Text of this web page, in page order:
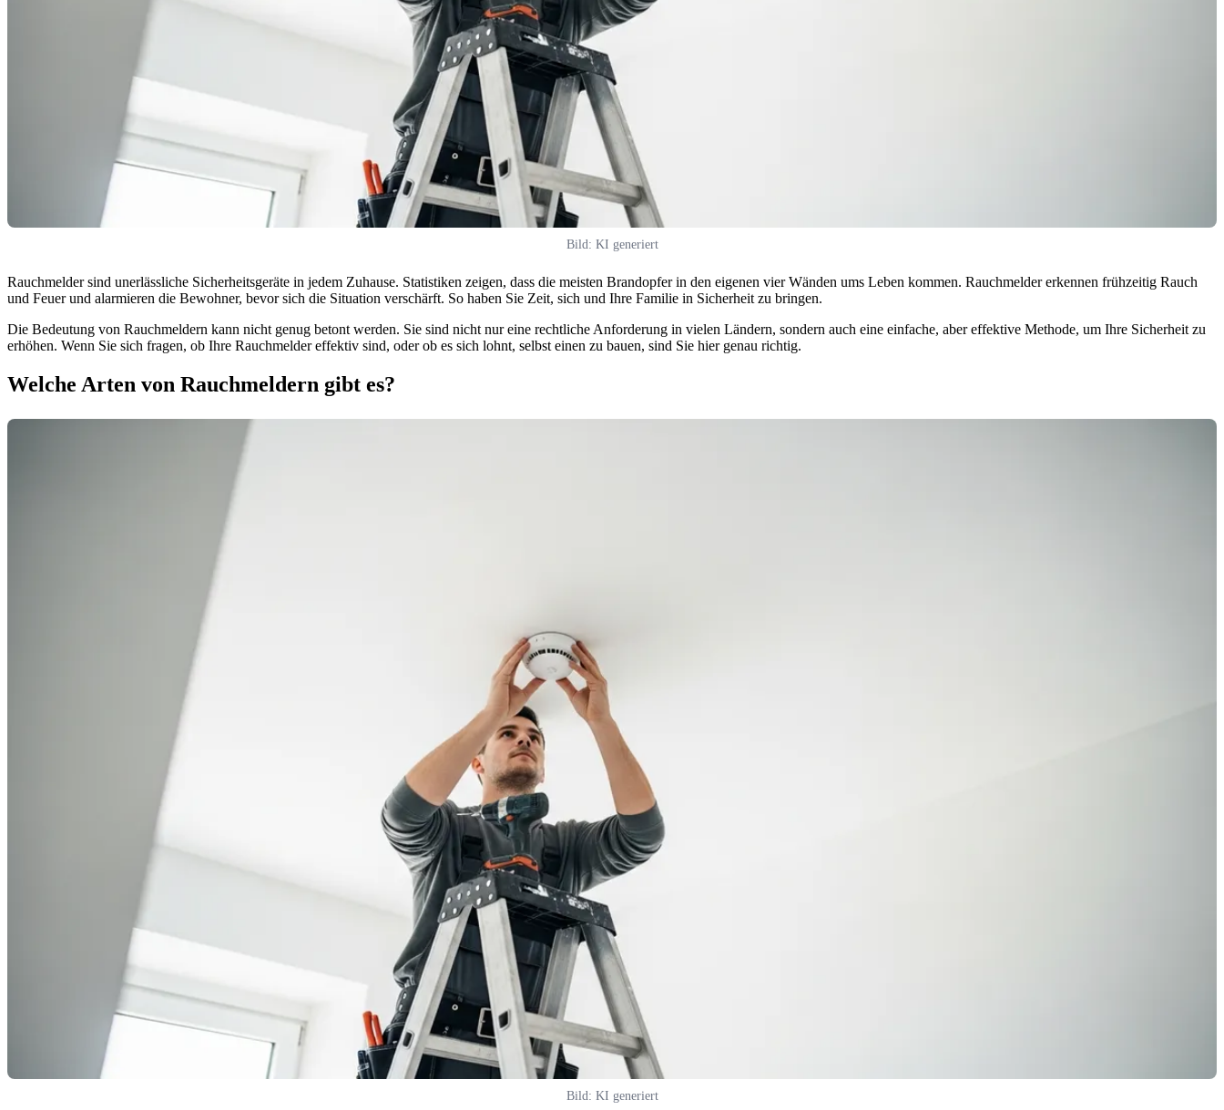
Bild: KI generiert
Rauchmelder sind unerlässliche Sicherheitsgeräte in jedem Zuhause. Statistiken zeigen, dass die meisten Brandopfer in den eigenen vier Wänden ums Leben kommen. Rauchmelder erkennen frühzeitig Rauch
und Feuer und alarmieren die Bewohner, bevor sich die Situation verschärft. So haben Sie Zeit, sich und Ihre Familie in Sicherheit zu bringen.
Die Bedeutung von Rauchmeldern kann nicht genug betont werden. Sie sind nicht nur eine rechtliche Anforderung in vielen Ländern, sondern auch eine einfache, aber effektive Methode, um Ihre Sicherheit zu
erhöhen. Wenn Sie sich fragen, ob Ihre Rauchmelder effektiv sind, oder ob es sich lohnt, selbst einen zu bauen, sind Sie hier genau richtig.
Welche Arten von Rauchmeldern gibt es?
Bild: KI generiert